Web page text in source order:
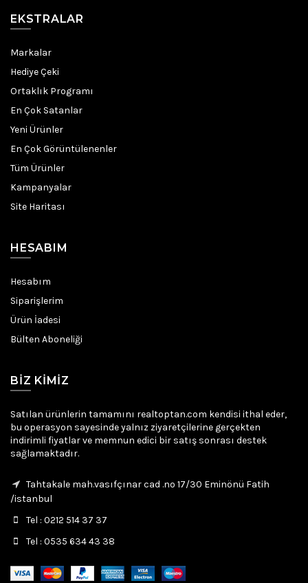
EKSTRALAR
Markalar
Hediye Çeki
Ortaklık Programı
En Çok Satanlar
Yeni Ürünler
En Çok Görüntülenenler
Tüm Ürünler
Kampanyalar
Site Haritası
HESABIM
Hesabım
Siparişlerim
Ürün İadesi
Bülten Aboneliği
BIZ KIMIZ
Satılan ürünlerin tamamını realtoptan.com kendisi ithal eder,
bu operasyon sayesinde yalnız ziyaretçilerine gerçekten
indirimli fiyatlar ve memnun edici bir satış sonrası destek
sağlamaktadır.
Tahtakale mah.vasıfçınar cad .no 17/30 Eminönü Fatih
/istanbul
Tel : 0212 514 37 37
Tel : 0535 634 43 38